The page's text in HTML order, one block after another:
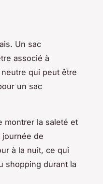
Un sac
associé à
qui peut être
un sac
montrer la saleté et
journée de
à la nuit, ce qui
shopping durant la